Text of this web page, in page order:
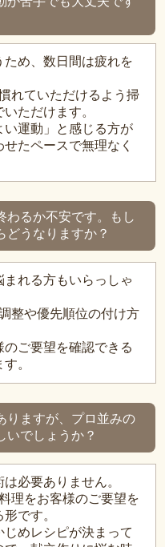
め、数日間は疲れを
れていただけるよう掃
ただけます。
い運動」と感じる方が
たペースで無理なく
わるか不安です。もし
どうなりますか？
れる方もいらっしゃ
整や優先順位の付け方
ご要望を確認できる
。
りますが、プロ並みの
いでしょうか？
必要ありません。
理をお客様のご要望を
です。
めレシピが決まって